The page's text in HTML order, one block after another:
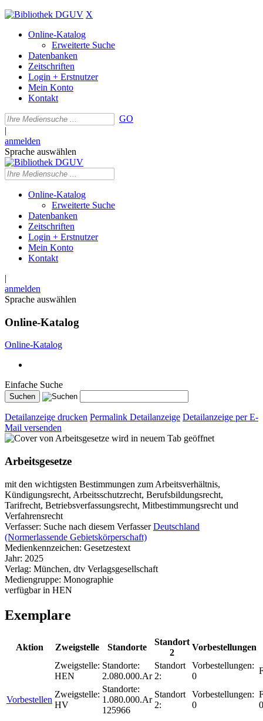
X
Online-Katalog
Erweiterte Suche
Datenbanken
Zeitschriften
Login + Erstnutzer
Mein Konto
Kontakt
GO
|
anmelden
Sprache auswählen
Online-Katalog
Erweiterte Suche
Datenbanken
Zeitschriften
Login + Erstnutzer
Mein Konto
Kontakt
|
anmelden
Sprache auswählen
Online-Katalog
Online-Katalog
Einfache Suche
Detailanzeige drucken Permalink Detailanzeige Detailanzeige per E-
Mail versenden
wird in neuem Tab geöffnet
Arbeitsgesetze
mit den wichtigsten Bestimmungen zum Arbeitsverhältnis,
Kündigungsrecht, Arbeitsschutzrecht, Berufsbildungsrecht,
Tarifrecht, Betriebsverfassungsrecht, Mitbestimmungsrecht und
Verfahrensrecht
Verfasser: Suche nach diesem Verfasser Deutschland
(Normerlassende Gebietskörperschaft)
Medienkennzeichen: Gesetzestext
Jahr: 2025
Verlag: München, dtv Verlagsgesellschaft
Mediengruppe: Monographie
verfügbar in HEN
Exemplare
Aktion Zweigstelle Standorte
Standort
2
Vorbestellungen
Zweigstelle:
HEN
Standorte:
2.080.000.Ar
Standort
2:
Vorbestellungen:
0
Vorbestellen
Zweigstelle:
HV
Standorte:
1.080.000.Ar
125966
Standort
2:
Vorbestellungen:
0